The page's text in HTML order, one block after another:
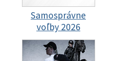
Samosprávne
voľby 2026